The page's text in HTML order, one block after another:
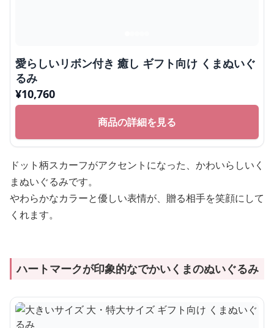
愛らしいリボン付き 癒し ギフト向け くまぬいぐ
るみ
¥10,760
商品の詳細を見る
ドット柄スカーフがアクセントになった、かわいらしいく
まぬいぐるみです。
やわらかなカラーと優しい表情が、贈る相手を笑顔にして
くれます。
ハートマークが印象的なでかいくまのぬいぐるみ